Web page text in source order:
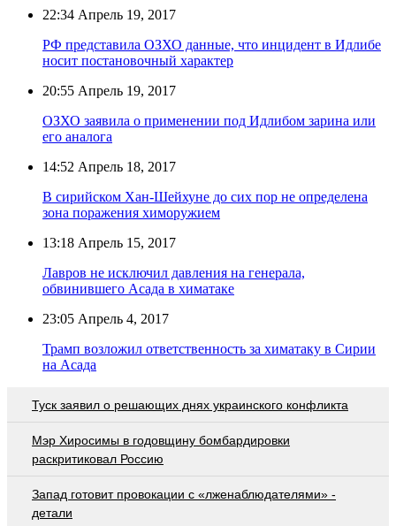
22:34 Апрель 19, 2017
РФ представила ОЗХО данные, что инцидент в Идлибе
носит постановочный характер
20:55 Апрель 19, 2017
ОЗХО заявила о применении под Идлибом зарина или
его аналога
14:52 Апрель 18, 2017
В сирийском Хан-Шейхуне до сих пор не определена
зона поражения химоружием
13:18 Апрель 15, 2017
Лавров не исключил давления на генерала,
обвинившего Асада в химатаке
23:05 Апрель 4, 2017
Трамп возложил ответственность за химатаку в Сирии
на Асада
Туск заявил о решающих днях украинского конфликта
Мэр Хиросимы в годовщину бомбардировки
раскритиковал Россию
Запад готовит провокации с «лженаблюдателями» -
детали